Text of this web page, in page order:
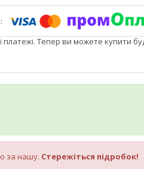
платежі. Тепер ви можете купити
за нашу. Стережіться підробок!